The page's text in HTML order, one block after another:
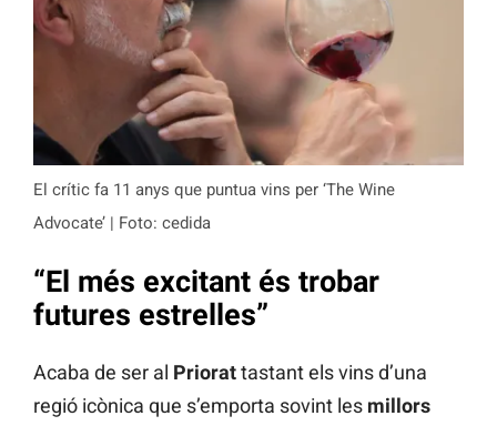
El crític fa 11 anys que puntua vins per ‘The Wine
Advocate’ | Foto: cedida
“El més excitant és trobar
futures estrelles”
Acaba de ser al Priorattastant els vins d’una
regió icònica que s’emporta sovint les millors